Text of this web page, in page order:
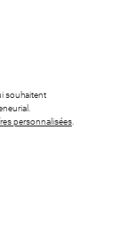
souhaitent
personnalisées.